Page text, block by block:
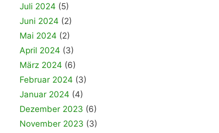
Juli 2024 (5)
Juni 2024 (2)
Mai 2024 (2)
April 2024 (3)
März 2024 (6)
Februar 2024 (3)
Januar 2024 (4)
Dezember 2023 (6)
November 2023 (3)